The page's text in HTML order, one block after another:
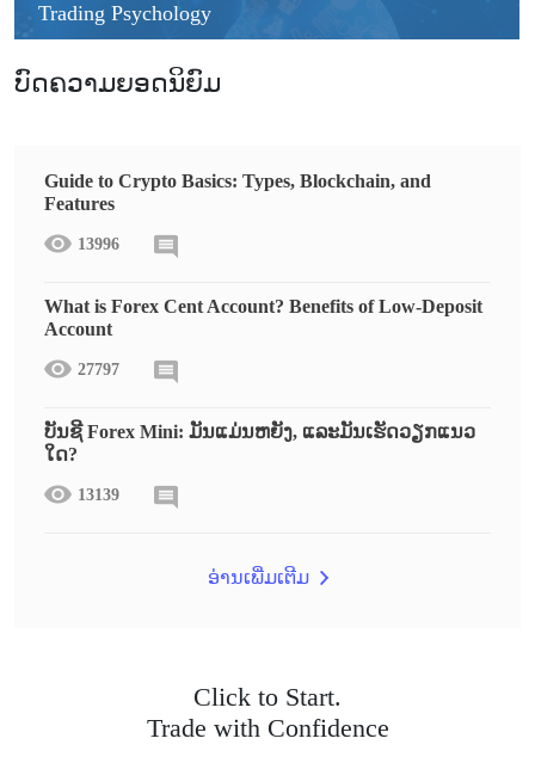
Trading Psychology
ບົດຄວາມຍອດນິຍົມ
Guide to Crypto Basics: Types, Blockchain, and
Features
13996
What is Forex Cent Account? Benefits of Low-Deposit
Account
27797
ບັນຊີ Forex Mini: ມັນແມ່ນຫຍັງ, ແລະມັນເຮັດວຽກແນວ
ໃດ?
13139
ອ່ານເພີ່ມເຕີມ
Click to Start.
Trade with Confidence